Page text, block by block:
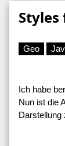
Styles
Geo
Ich habe
Nun ist die
Darstellung